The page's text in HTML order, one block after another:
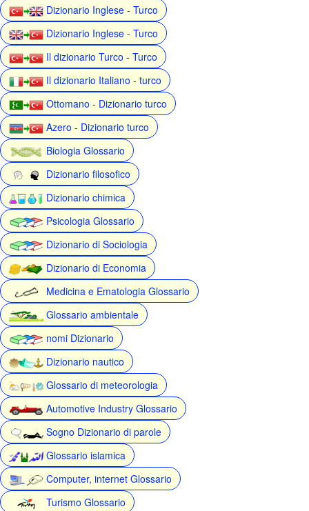
Dizionario Inglese - Turco
Dizionario Inglese - Turco
Il dizionario Turco - Turco
Il dizionario Italiano - turco
Ottomano - Dizionario turco
Azero - Dizionario turco
Biologia Glossario
Dizionario filosofico
Dizionario chimica
Psicologia Glossario
Dizionario di Sociologia
Dizionario di Economia
Medicina e Ematologia Glossario
Glossario ambientale
nomi Dizionario
Dizionario nautico
Glossario di meteorologia
Automotive Industry Glossario
Sogno Dizionario di parole
Glossario islamica
Computer, internet Glossario
Turismo Glossario